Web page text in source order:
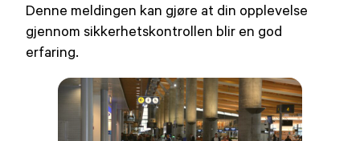
Denne meldingen kan gjøre at din opplevelse
gjennom sikkerhetskontrollen blir en god
erfaring.